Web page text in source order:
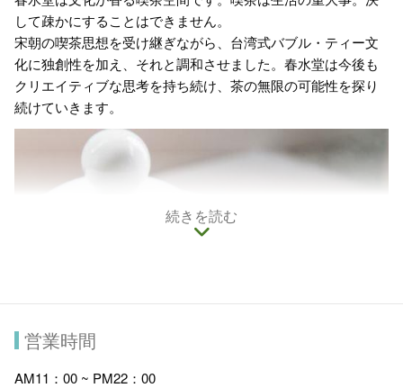
して疎かにすることはできません。
宋朝の喫茶思想を受け継ぎながら、台湾式バブル・ティー文
化に独創性を加え、それと調和させました。春水堂は今後も
クリエイティブな思考を持ち続け、茶の無限の可能性を探り
続けていきます。
続きを読む
営業時間
AM11：00 ~ PM22：00